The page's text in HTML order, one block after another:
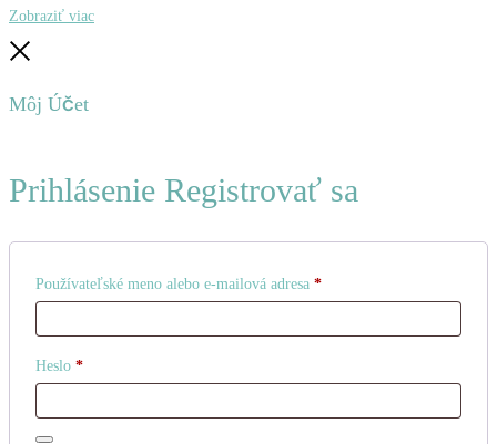
Hľadať
Zobraziť viac
Môj Účet
Prihlásenie Registrovať sa
Používateľské meno alebo e-mailová adresa *Povinné
Heslo *Povinné